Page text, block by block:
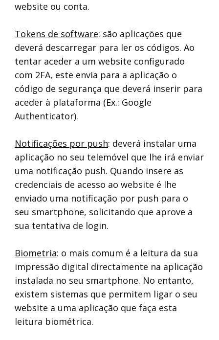
website ou conta.
Tokens de software: são aplicações que
deverá descarregar para ler os códigos. Ao
tentar aceder a um website configurado
com 2FA, este envia para a aplicação o
código de segurança que deverá inserir para
aceder à plataforma (Ex.: Google
Authenticator).
Notificações por push: deverá instalar uma
aplicação no seu telemóvel que lhe irá enviar
uma notificação push. Quando insere as
credenciais de acesso ao website é lhe
enviado uma notificação por push para o
seu smartphone, solicitando que aprove a
sua tentativa de login.
Biometria: o mais comum é a leitura da sua
impressão digital directamente na aplicação
instalada no seu smartphone. No entanto,
existem sistemas que permitem ligar o seu
website a uma aplicação que faça esta
leitura biométrica.